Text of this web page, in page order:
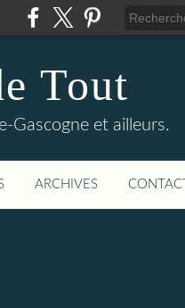
Tout
Gascogne et ailleurs.
ARCHIVES CONTACT